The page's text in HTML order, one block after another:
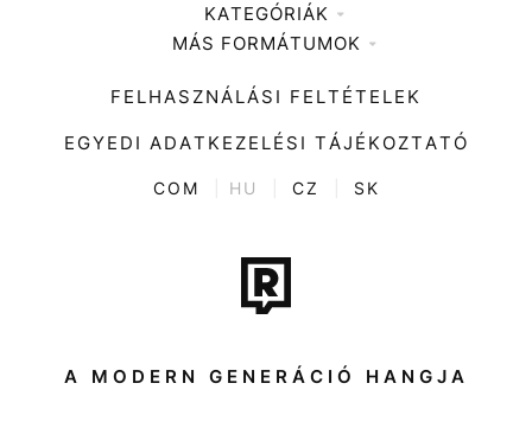
Médiaajánlat
KATEGÓRIÁK
Zene
Divat
Kultúra
ENTR
Tech-Tudomány
Sport
Társadalom
MÁS FORMÁTUMOK
FELHASZNÁLÁSI FELTÉTELEK
EGYEDI ADATKEZELÉSI TÁJÉKOZTATÓ
COM HU CZ SK
A MODERN GENERÁCIÓ HANGJA